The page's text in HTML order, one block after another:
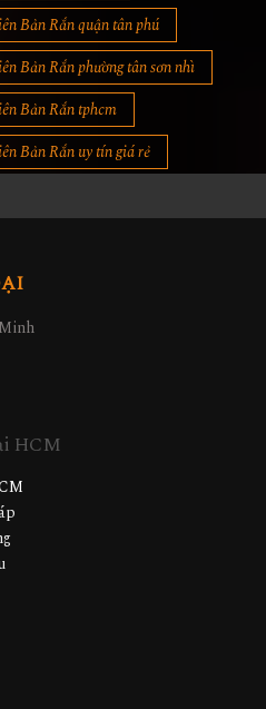
Bản Rắn quận tân phú
Bản Rắn phường tân sơn nhì
Bản Rắn tphcm
Bản Rắn uy tín giá rẻ
HCM